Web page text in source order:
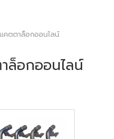
แคตตาล็อกออนไลน์
ล็อกออนไลน์